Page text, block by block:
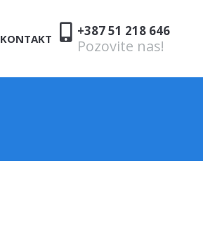
KONTAKT +387 51 218 646
Pozovite nas!